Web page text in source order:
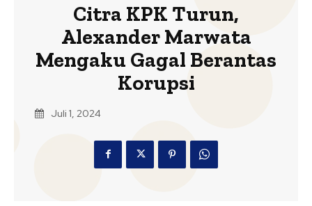
Citra KPK Turun,
Alexander Marwata
Mengaku Gagal Berantas
Korupsi
Juli 1, 2024